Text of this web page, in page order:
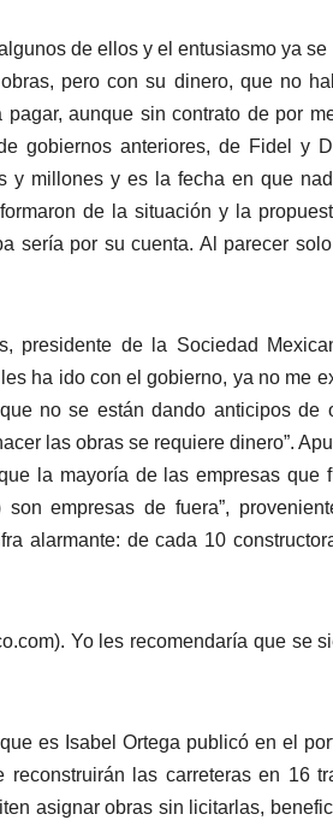
de ellos y el entusiasmo ya
pero con su dinero, que no
aunque sin contrato de por
gobiernos anteriores, de Fidel y
y millones y es la fecha en que
de la situación y la
sería por su cuenta. Al parecer
presidente de la Sociedad
ha ido con el gobierno, ya no me
no se están dando anticipos de
las obras se requiere dinero”.
la mayoría de las empresas que
empresas de fuera”,
alarmante: de cada 10
Yo les recomendaría que se
es Isabel Ortega publicó en el
las carreteras en 16
asignar obras sin licitarlas,